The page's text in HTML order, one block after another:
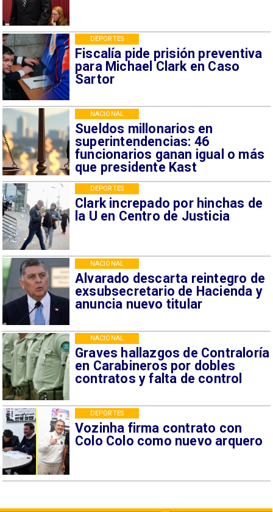
Fiscalía pide prisión preventiva
para Michael Clark en Caso
Sartor
DEPORTES
Sueldos millonarios en
superintendencias: 46
funcionarios ganan igual o más
que presidente Kast
NACIONAL
Clark increpado por hinchas de
la U en Centro de Justicia
DEPORTES
Alvarado descarta reintegro de
exsubsecretario de Hacienda y
anuncia nuevo titular
NACIONAL
Graves hallazgos de Contraloría
en Carabineros por dobles
contratos y falta de control
NACIONAL
Vozinha firma contrato con
Colo Colo como nuevo arquero
DEPORTES